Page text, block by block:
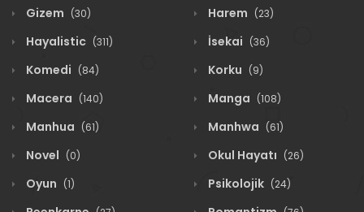
Gizem (30) Harem (23)
Hayalistic (311) İsekai (36)
Komedi (84) Korku (9)
Macera (140) Manga (108)
Manhua (61) Manhwa (61)
Novel (0) Okul Hayatı (26)
Oyun (1) Psikolojik (24)